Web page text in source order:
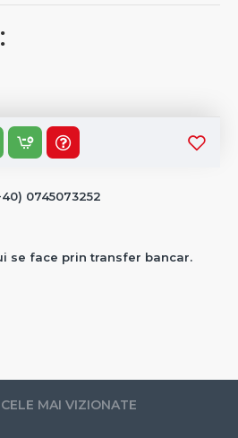
0745073252
se face prin transfer bancar.
CELE MAI VIZIONATE